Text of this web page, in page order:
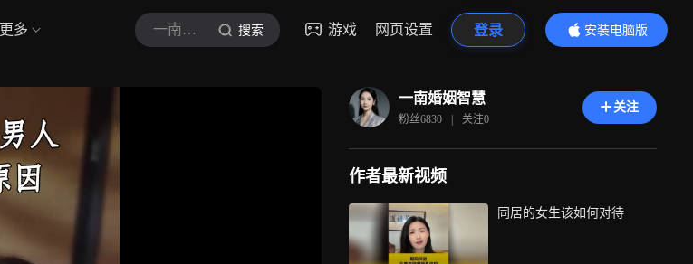
更多 一南婚姻智慧 搜索 游戏 网页设置 登录
安装电脑版
内容更精彩
一南婚姻智慧
粉丝6830 | 关注0
关注
作者最新视频
同居的女生该如何对待